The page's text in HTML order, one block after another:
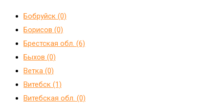
Бобруйск (0)
Борисов (0)
Брестская обл. (6)
Быхов (0)
Ветка (0)
Витебск (1)
Витебская обл. (0)